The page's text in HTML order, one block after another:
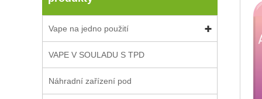
Vape na jedno použití
VAPE V SOULADU S TPD
Náhradní zařízení pod